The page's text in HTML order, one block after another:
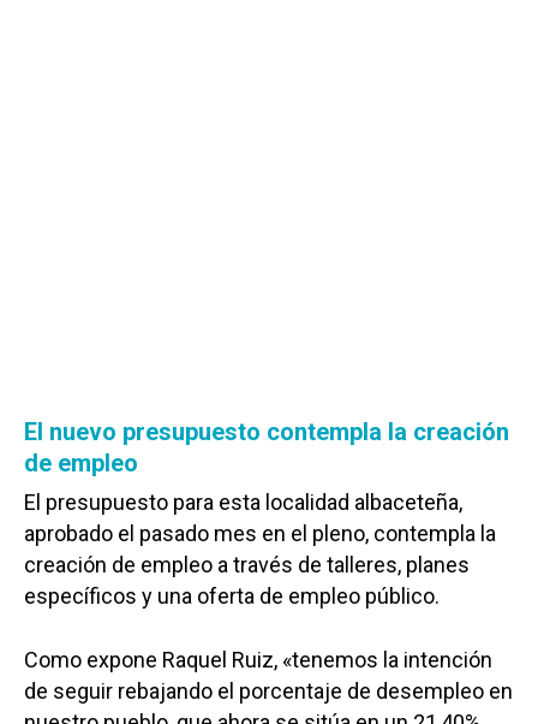
El nuevo presupuesto contempla la creación
de empleo
El presupuesto para esta localidad albaceteña,
aprobado el pasado mes en el pleno, contempla la
creación de empleo a través de talleres, planes
específicos y una oferta de empleo público.
Como expone Raquel Ruiz, «tenemos la intención
de seguir rebajando el porcentaje de desempleo en